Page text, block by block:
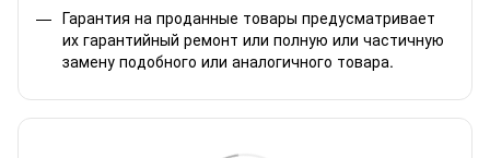
Гарантия на проданные товары предусматривает
их гарантийный ремонт или полную или частичную
замену подобного или аналогичного товара.